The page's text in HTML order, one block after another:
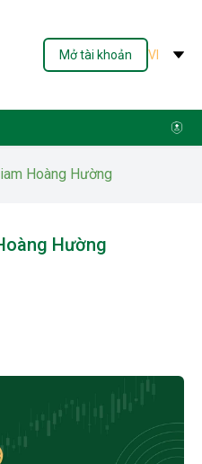
Mở tài khoản VI
Hoàng Hường
Hường